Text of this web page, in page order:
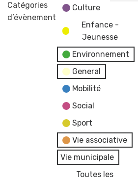
Catégories
d’évènement
Culture
Enfance -
Jeunesse
Environnement
General
Mobilité
Social
Sport
Vie associative
Vie municipale
Toutes les